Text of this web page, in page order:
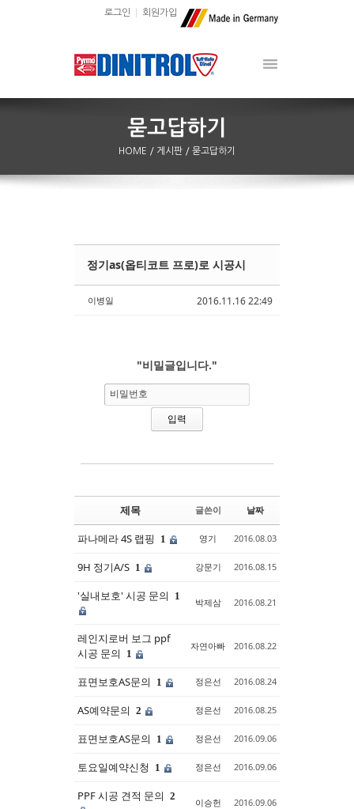
로그인 회원가입
HOME / 게시판 / 묻고답하기
2016.11.16 22:49
정기as(옵티코트 프로)로 시공시
이병일
"비밀글입니다."
비밀번호
제목 글쓴이 날짜
파나메라 4S 랩핑 1 영기 2016.08.03
9H 정기A/S 1 강문기 2016.08.15
'실내보호' 시공 문의 1
박제삼 2016.08.21
레인지로버 보그 ppf
시공 문의
1
자연아빠 2016.08.22
표면보호AS문의 1 정은선 2016.08.24
AS예약문의 2 정은선 2016.08.25
표면보호AS문의 1 정은선 2016.09.06
토요일예약신청 1 정은선 2016.09.06
PPF 시공 견적 문의 2
이승헌 2016.09.06
Sketchbook5, 스케치북5
Sketchbook5, 스케치북5
Sketchbook5, 스케치북5
Sketchbook5, 스케치북5